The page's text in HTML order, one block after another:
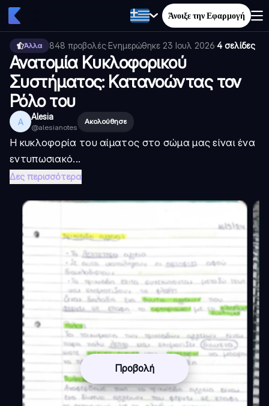
Άνοιξε την Εφαρμογή
Άλλα 848 προβολές·Ενημερώθηκε 23 Ιουλ 2026·4 σελίδες
Ανατομία Κυκλοφορικού
Συστήματος: Κατανοώντας τον
Ρόλο του
A Alesia
@alesianotes
Ακολούθησε
Η κυκλοφορία του αίματος στο σώμα μας είναι ένα
εντυπωσιακό...
Δες περισσότερα
Προβολή